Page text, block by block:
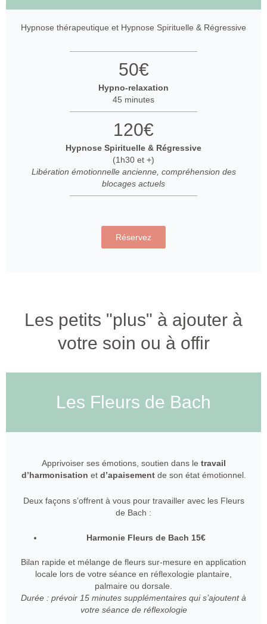
Hypnose thérapeutique et Hypnose Spirituelle & Régressive
50€
Hypno-relaxation
45 minutes
120€
Hypnose Spirituelle & Régressive
(1h30 et +)
Libération émotionnelle ancienne, compréhension des
blocages actuels
Réservez
Les petits "plus" à ajouter à
votre soin ou à offir
Les Fleurs de Bach
Apprivoiser ses émotions, soutien dans le travail
d’harmonisation et d’apaisementde son état émotionnel.
Deux façons s’offrent à vous pour travailler avec les Fleurs
de Bach :
Harmonie Fleurs de Bach 15€
Bilan rapide et mélange de fleurs sur-mesure en application
locale lors de votre séance en réflexologie plantaire,
palmaire ou dorsale.
Durée : prévoir 15 minutes supplémentaires qui s’ajoutent à
votre séance de réflexologie